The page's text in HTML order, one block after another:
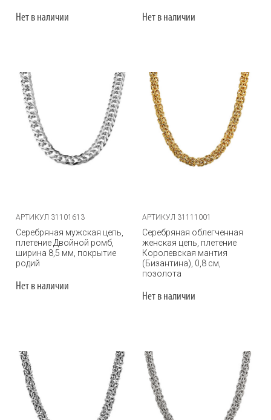
Нет в наличии Нет в наличии
АРТИКУЛ 31101613
Серебряная мужская цепь,
плетение Двойной ромб,
ширина 8,5 мм, покрытие
родий
Нет в наличии
АРТИКУЛ 31111001
Серебряная облегченная
женская цепь, плетение
Королевская мантия
(Бизантина), 0,8 см,
позолота
Нет в наличии